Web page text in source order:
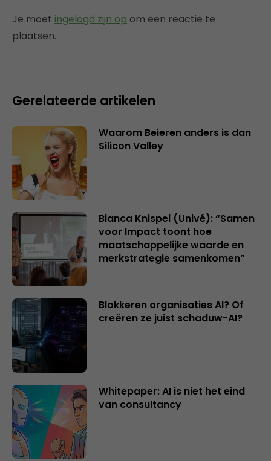
Je moet ingelogd zijn op om een reactie te
plaatsen.
Gerelateerde artikelen
Waarom Beieren anders is dan
Silicon Valley
Bianca Knispel (Univé): “Samen
voor Impact toont hoe
maatschappelijke waarde en
merkstrategie samenkomen”
Blokkeren organisaties AI? Of
creëren ze juist schaduw-AI?
Whitepaper: AI is niet het eind
van consultancy